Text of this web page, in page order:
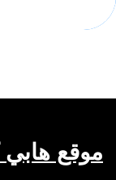
موقع